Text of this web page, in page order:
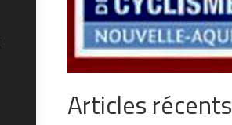
Articles récents